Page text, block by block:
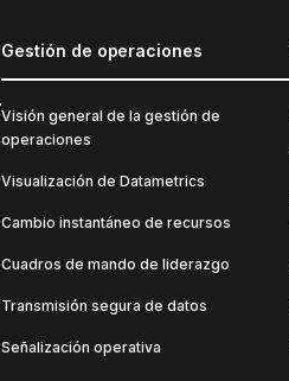
Gestión de operaciones
Visión general de la gestión de
operaciones
Visualización de Datametrics
Cambio instantáneo de recursos
Cuadros de mando de liderazgo
Transmisión segura de datos
Señalización operativa